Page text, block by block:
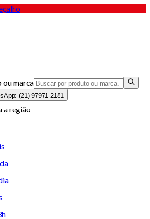
ou marca
(21) 97971-2181
a região